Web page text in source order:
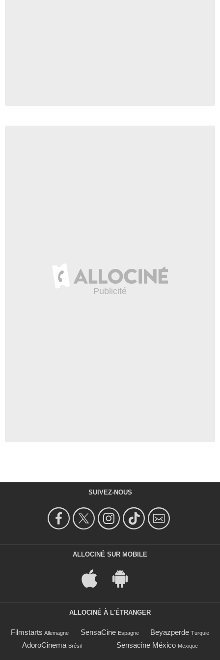
SUIVEZ-NOUS
ALLOCINÉ SUR MOBILE
ALLOCINÉ À L'ÉTRANGER
Filmstarts Allemagne SensaCine Espagne Beyazperde Turquie
AdoroCinema Brésil Sensacine México Mexique